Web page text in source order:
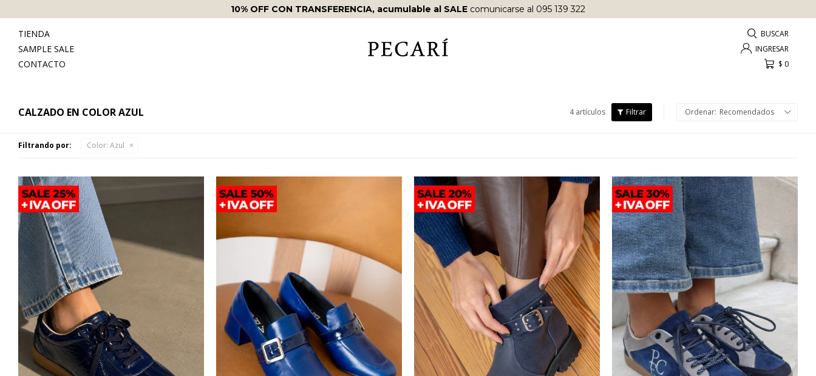
10% OFF CON TRANSFERENCIA, acumulable al SALE comunicarse al 095 139 322
TIENDA
SAMPLE SALE
CONTACTO
$ 0
CALZADO EN COLOR AZUL 4 artículos Recomendados
Filtrando por: Color: Azul